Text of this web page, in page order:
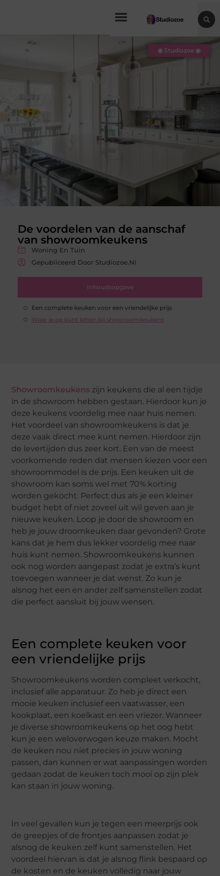
De voordelen van de aanschaf
van showroomkeukens
Woning En Tuin
Gepubliceerd Door Studiozoe.nl
Inhoudsopgave
Een complete keuken voor een vriendelijke prijs
Waar je op kunt letten bij showroomkeukens
◉ Studiozoe ◉
Showroomkeukens zijn keukens die al een tijdje
in de showroom hebben gestaan. Hierdoor kun je
deze keukens voordelig mee naar huis nemen.
Het voordeel van showroomkeukens is dat je
deze vaak direct mee kunt nemen. Hierdoor zijn
de levertijden dus zeer kort. Een van de meest
voorkomende reden dat mensen kiezen voor een
showroommodel is de prijs. Een keuken uit de
showroom kan soms wel met 70% korting
worden gekocht. Perfect dus als je een kleiner
budget hebt of niet zoveel uit wil geven aan je
nieuwe keuken. Loop je door de showroom en
heb je jouw droomkeuken daar gevonden? Grote
kans dat je hem dus lekker voordelig mee naar
huis kunt nemen. Showroomkeukens kunnen
ook nog worden aangepast zodat je extra’s kunt
toevoegen wanneer je dat wenst. Zo kun je
alsnog het een en ander zelf samenstellen zodat
die perfect aansluit bij jouw wensen.
Een complete keuken voor
een vriendelijke prijs
Showroomkeukens worden compleet verkocht,
inclusief alle apparatuur. Zo heb je direct een
mooie keuken inclusief een vaatwasser, een
kookplaat, een koelkast en een vriezer. Wanneer
je diverse showroomkeukens op het oog hebt
kun je een weloverwogen keuze maken. Mocht
de keuken nou niet precies in jouw woning
passen, dan kunnen er wat aanpassingen worden
gedaan zodat de keuken toch mooi op zijn plek
kan staan in jouw woning.
In veel gevallen kun je tegen een meerprijs ook
de greepjes of de frontjes aanpassen zodat je
alsnog de keuken zelf kunt samenstellen. Het
voordeel hiervan is dat je alsnog flink bespaard op
de kosten en de keuken volledig naar jouw